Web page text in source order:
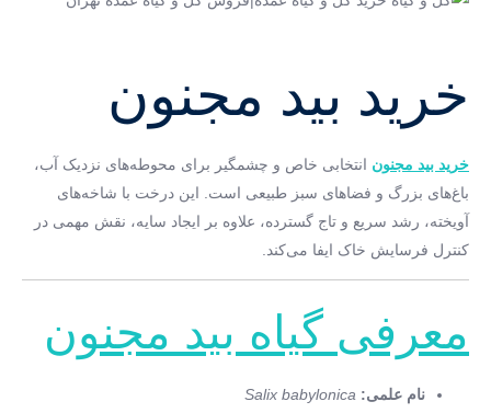
خرید بید مجنون
خرید بید مجنون انتخابی خاص و چشمگیر برای محوطه‌های نزدیک آب،
باغ‌های بزرگ و فضاهای سبز طبیعی است. این درخت با شاخه‌های
آویخته، رشد سریع و تاج گسترده، علاوه بر ایجاد سایه، نقش مهمی در
کنترل فرسایش خاک ایفا می‌کند.
معرفی گیاه بید مجنون
نام علمی: Salix babylonica